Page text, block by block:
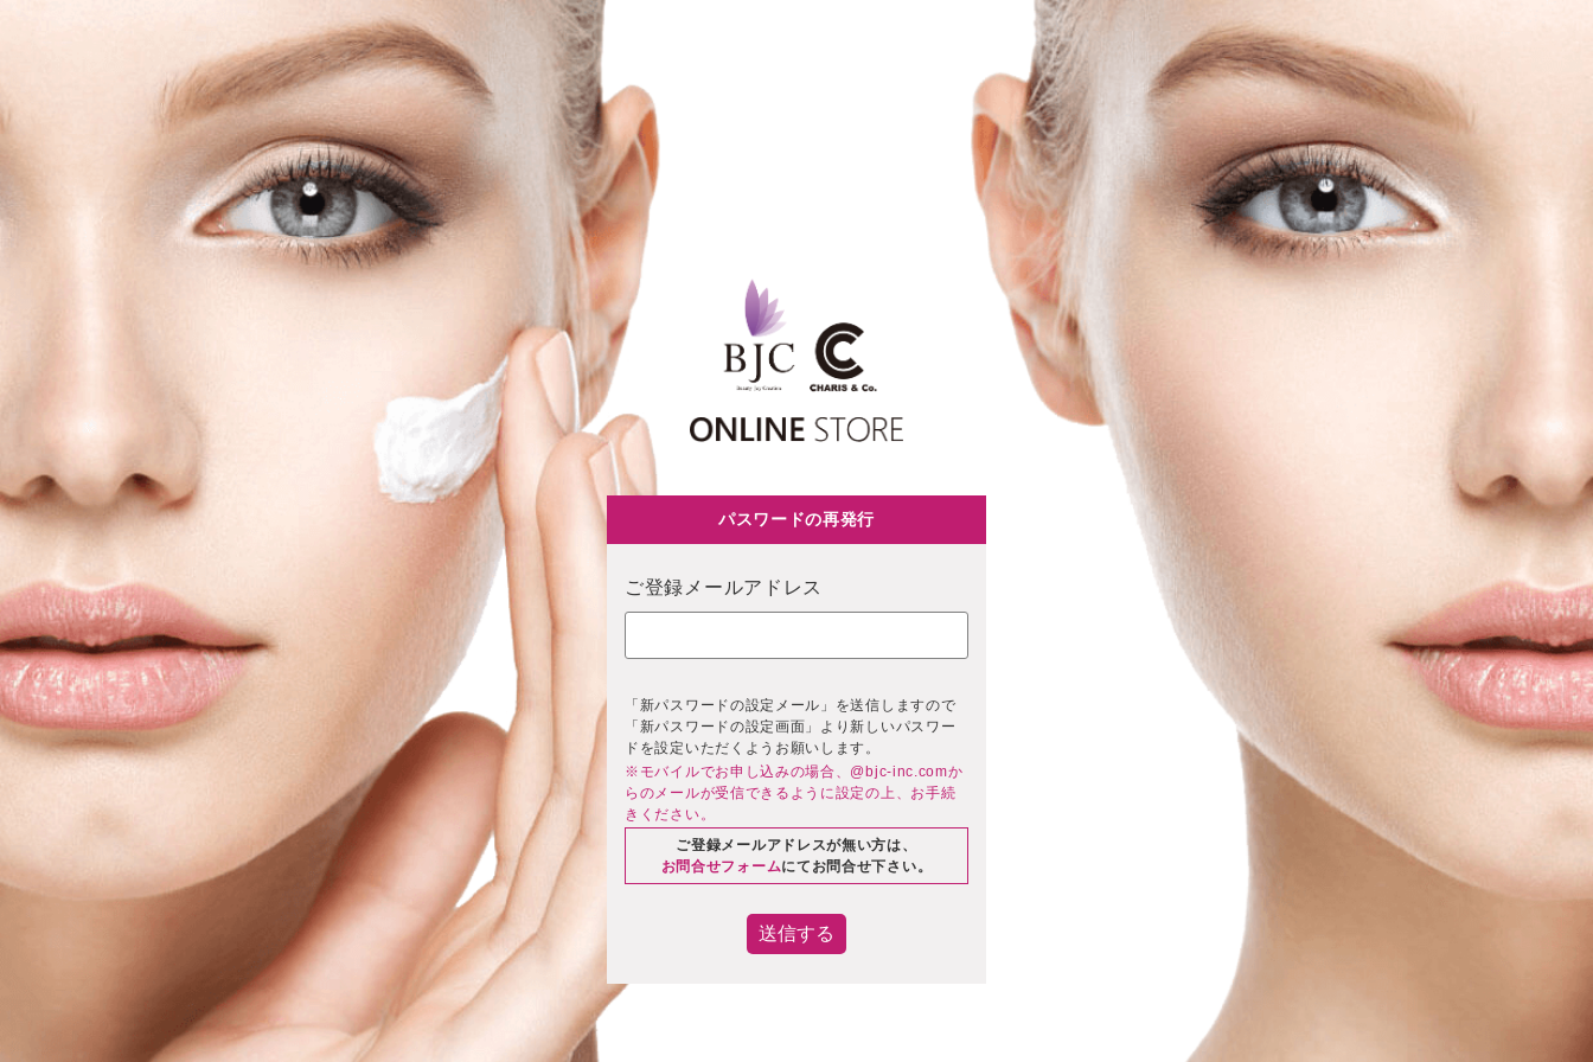
パスワードの再発行
ご登録メールアドレス
「新パスワードの設定メール」を送信しますので
「新パスワードの設定画面」より新しいパスワー
ドを設定いただくようお願いします。
※モバイルでお申し込みの場合、@bjc-inc.comか
らのメールが受信できるように設定の上、お手続
きください。
ご登録メールアドレスが無い方は、
お問合せフォームにてお問合せ下さい。
送信する